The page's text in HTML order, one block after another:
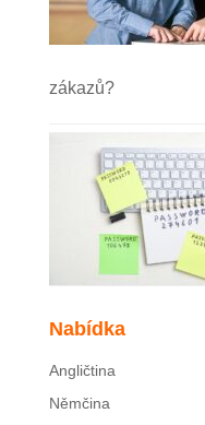
zákazů?
Nabídka
Angličtina
Němčina